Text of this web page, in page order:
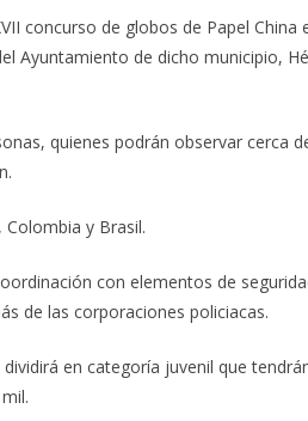
concurso de globos de Papel China
Ayuntamiento de dicho municipio,
quienes podrán observar cerca
y Brasil.
con elementos de
de las corporaciones policiacas.
en categoría juvenil que